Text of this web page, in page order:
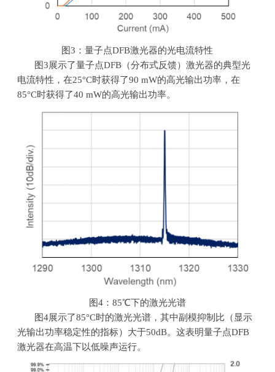
图3 ：量子点DFB激光器的光电流特性
图3展示了量子点DFB （分布式反馈）激光器的典型光
电流特性，在25°C时获得了90 mW的高光输出功率，在
85°C时获得了40 mW的高光输出功率。
图4： 85℃下的激光光谱
图4展示了85°C时的激光光谱，其中副模抑制比（显示
光输出功率稳定性的指标）大于50dB。这表明量子点DFB
激光器在高温下以低噪声运行。